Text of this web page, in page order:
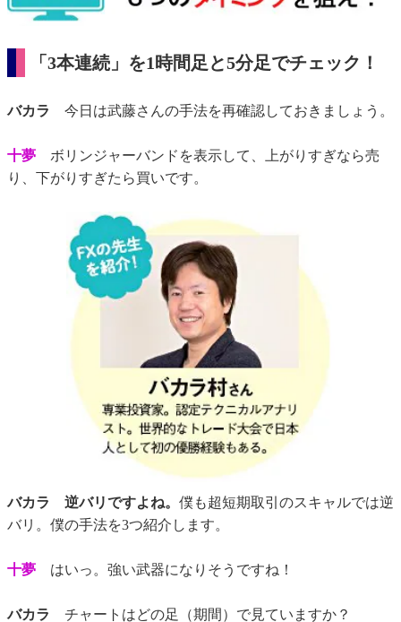
「3本連続」を1時間足と5分足でチェック！
バカラ 今日は武藤さんの手法を再確認しておきましょう。
十夢 ボリンジャーバンドを表示して、上がりすぎなら売
り、下がりすぎたら買いです。
バカラ 逆バリですよね。 僕も超短期取引のスキャルでは逆
バリ。僕の手法を3つ紹介します。
十夢 はいっ。強い武器になりそうですね！
バカラ チャートはどの足（期間）で見ていますか？